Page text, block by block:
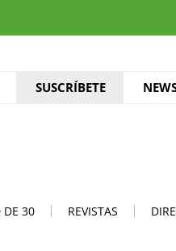
SUSCRÍBETE
DE 30 REVISTAS